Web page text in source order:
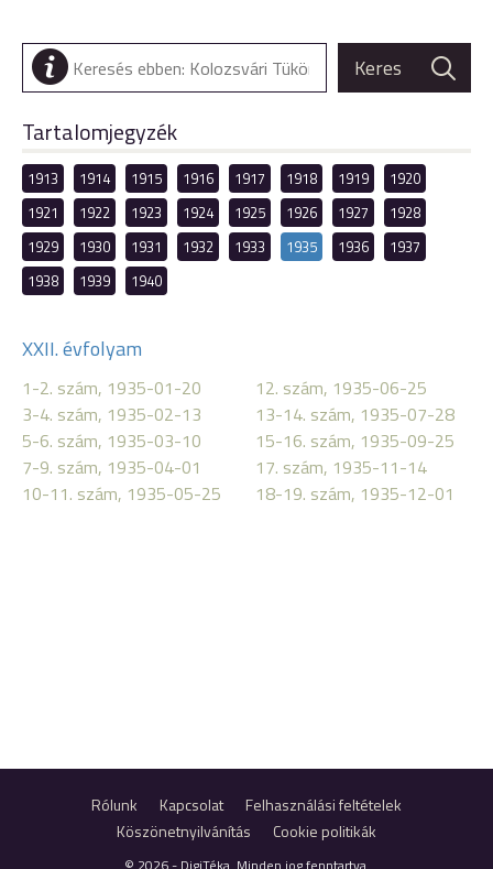
Tartalomjegyzék
1913 1914 1915 1916 1917 1918 1919
1920
1921
1922 1923 1924 1925 1926 1927
1928
1929
1930 1931 1932 1933 1935 1936
1937
1938
1939 1940
XXII. évfolyam
1-2. szám, 1935-01-20
3-4. szám, 1935-02-13
5-6. szám, 1935-03-10
7-9. szám, 1935-04-01
10-11. szám, 1935-05-25
12. szám, 1935-06-25
13-14. szám, 1935-07-28
15-16. szám, 1935-09-25
17. szám, 1935-11-14
18-19. szám, 1935-12-01
Rólunk Kapcsolat
Felhasználási feltételek
Köszönetnyilvánítás
Cookie politikák